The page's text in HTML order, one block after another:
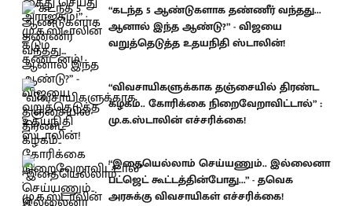
“கடந்த 5 ஆண்டுகளாக தண்ணீர் வந்தது...
ஆனால் இந்த ஆண்டு?” - விஜயை
வறுத்தெடுத்த உதயநிதி ஸ்டாலின்!
“விவசாயிகளுக்காக தஞ்சையில் திரண்ட
கழகம்.. கோரிக்கை நிறைவேறாவிட்டால்” :
மு.க.ஸ்டாலின் எச்சரிக்கை!
“இதையெல்லாம் செய்யணும்.. இல்லைனா
பட்ஜெட் கூட்டத்தின்போது...” - தவெக
அரசுக்கு விவசாயிகள் எச்சரிக்கை!